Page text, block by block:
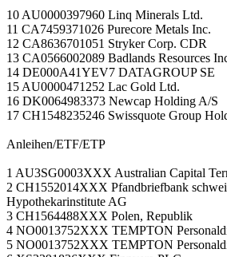
10 AU0000397960 Linq Minerals Ltd.
11 CA7459371026 Purecore Metals Inc.
12 CA8636701051 Stryker Corp. CDR
13 CA0566002089 Badlands Resources
14 DE000A41YEV7 DATAGROUP SE
15 AU0000471252 Lac Gold Ltd.
16 DK0064983373 Newcap Holding A/S
17 CH1548235246 Swissquote Group
Anleihen/ETF/ETP
1 AU3SG0003XXX Australian Capital
2 CH1552014XXX Pfandbriefbank
Hypothekarinstitute AG
3 CH1564488XXX Polen, Republik
4 NO0013752XXX TEMPTON
5 NO0013752XXX TEMPTON